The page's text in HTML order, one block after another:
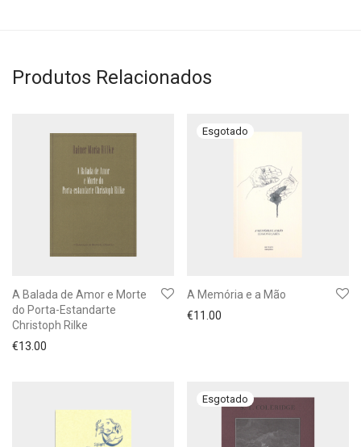
Produtos Relacionados
A Balada de Amor e Morte
do Porta-Estandarte
Christoph Rilke
€13.00
A Memória e a Mão
€11.00